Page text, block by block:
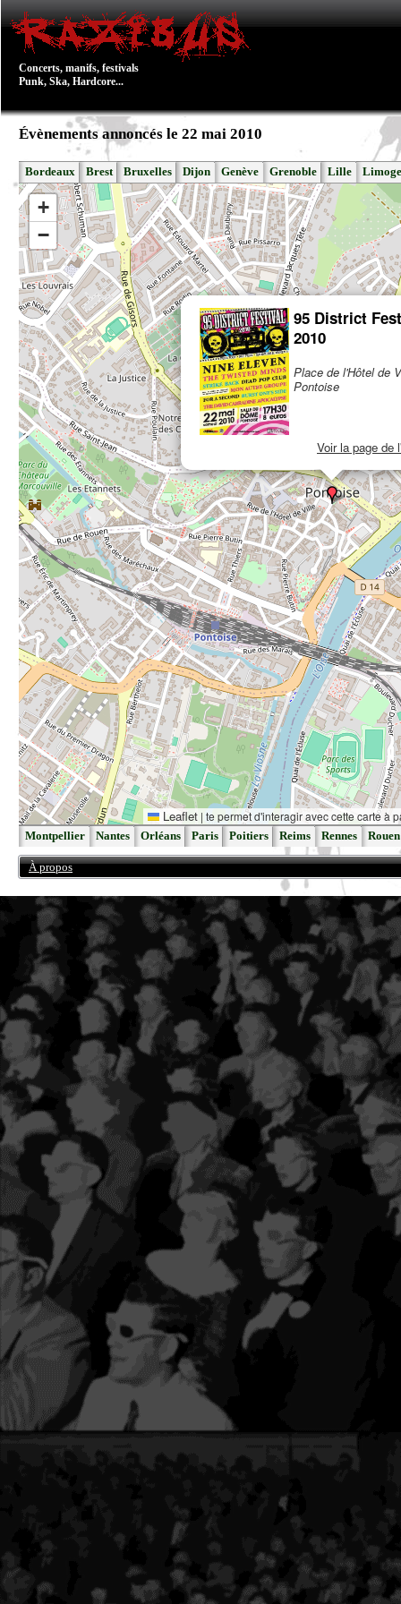
Concerts, manifs, festivals
Punk, Ska, Hardcore...
Évènements annoncés le 22 mai 2010
Bordeaux Brest Bruxelles Dijon Genève Grenoble Lille
95 District
2010
Place de l'Hôtel de
Pontoise
Voir la page de
+
−
Leaflet | te permet d'interagir avec cette carte à
Montpellier Nantes Orléans Paris Poitiers Reims Rennes Rouen
À propos